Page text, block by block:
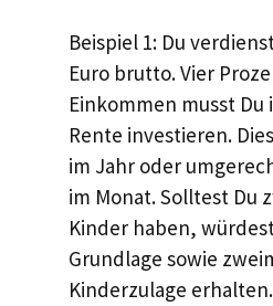
Beispiel 1: Du
Euro brutto. Vier
Einkommen musst Du
Rente investieren.
im Jahr oder
im Monat. Solltest Du
Kinder haben,
Grundlage sowie
Kinderzulage